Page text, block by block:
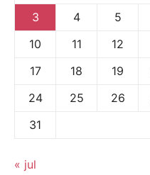
3
4 5
10
11 12
17
18 19
24
25 26
31
« jul